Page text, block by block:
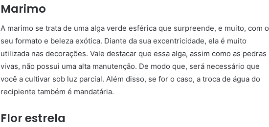
Marimo
A marimo se trata de uma alga verde esférica que surpreende, e muito, com o
seu formato e beleza exótica. Diante da sua excentricidade, ela é muito
utilizada nas decorações. Vale destacar que essa alga, assim como as pedras
vivas, não possui uma alta manutenção. De modo que, será necessário que
você a cultivar sob luz parcial. Além disso, se for o caso, a troca de água do
recipiente também é mandatária.
Flor estrela